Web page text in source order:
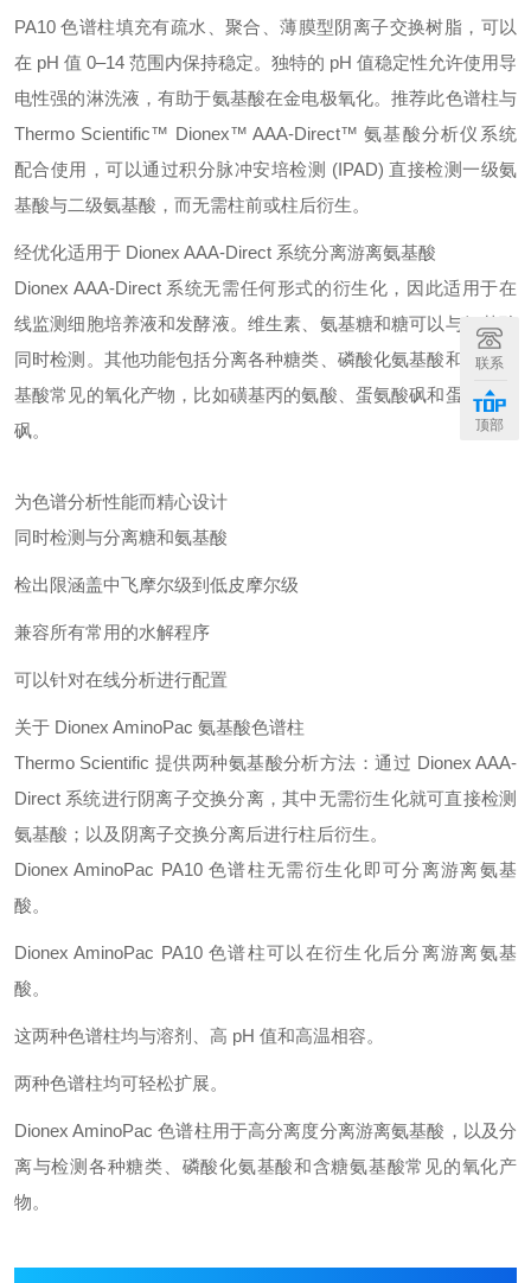
PA10 色谱柱填充有疏水、聚合、薄膜型阴离子交换树脂，可以
在 pH 值 0–14 范围内保持稳定。独特的 pH 值稳定性允许使用导
电性强的淋洗液，有助于氨基酸在金电极氧化。推荐此色谱柱与
Thermo Scientific™ Dionex™ AAA-Direct™ 氨基酸分析仪系统
配合使用，可以通过积分脉冲安培检测 (IPAD) 直接检测一级氨
基酸与二级氨基酸，而无需柱前或柱后衍生。
经优化适用于 Dionex AAA-Direct 系统分离游离氨基酸
Dionex AAA-Direct 系统无需任何形式的衍生化，因此适用于在
线监测细胞培养液和发酵液。维生素、氨基糖和糖可以与氨基酸
同时检测。其他功能包括分离各种糖类、磷酸化氨基酸和含硫氨
基酸常见的氧化产物，比如磺基丙的氨酸、蛋氨酸砜和蛋氨酸亚
砜。
为色谱分析性能而精心设计
同时检测与分离糖和氨基酸
检出限涵盖中飞摩尔级到低皮摩尔级
兼容所有常用的水解程序
可以针对在线分析进行配置
关于 Dionex AminoPac 氨基酸色谱柱
Thermo Scientific 提供两种氨基酸分析方法：通过 Dionex AAA-
Direct 系统进行阴离子交换分离，其中无需衍生化就可直接检测
氨基酸；以及阴离子交换分离后进行柱后衍生。
Dionex AminoPac PA10 色谱柱无需衍生化即可分离游离氨基
酸。
Dionex AminoPac PA10 色谱柱可以在衍生化后分离游离氨基
酸。
这两种色谱柱均与溶剂、高 pH 值和高温相容。
两种色谱柱均可轻松扩展。
Dionex AminoPac 色谱柱用于高分离度分离游离氨基酸，以及分
离与检测各种糖类、磷酸化氨基酸和含糖氨基酸常见的氧化产
物。
联系
顶部